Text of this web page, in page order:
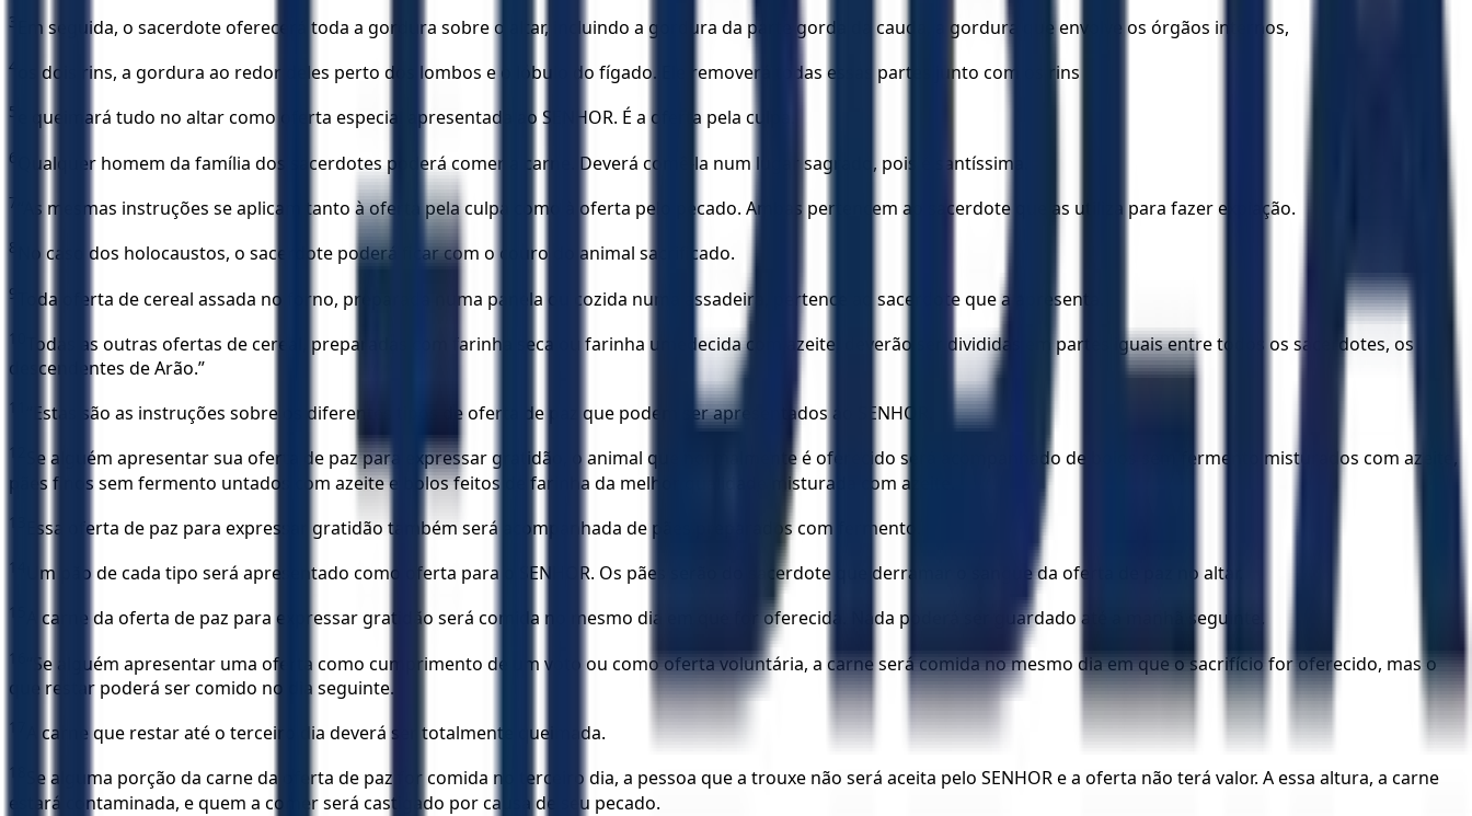
3 Em seguida, o sacerdote oferecerá toda a gordura sobre o altar, incluindo a gordura da parte gorda da cauda, a gordura que envolve os órgãos internos,
4 os dois rins, a gordura ao redor deles perto dos lombos e o lóbulo do fígado. Ele removerá todas essas partes junto com os rins
5 e queimará tudo no altar como oferta especial apresentada ao SENHOR. É a oferta pela culpa.
6 Qualquer homem da família dos sacerdotes poderá comer a carne. Deverá comê-la num lugar sagrado, pois é santíssima.
7 “As mesmas instruções se aplicam tanto à oferta pela culpa como à oferta pelo pecado. Ambas pertencem ao sacerdote que as utiliza para fazer expiação.
8 No caso dos holocaustos, o sacerdote poderá ficar com o couro do animal sacrificado.
9 Toda oferta de cereal assada no forno, preparada numa panela ou cozida numa assadeira, pertence ao sacerdote que a apresenta.
10
Todas as outras ofertas de cereal, preparadas com farinha seca ou farinha umedecida com azeite, deverão ser divididas em partes iguais entre todos os sacerdotes, os
descendentes de Arão.”
11 “Estas são as instruções sobre os diferentes tipos de oferta de paz que podem ser apresentados ao SENHOR.
12
Se alguém apresentar sua oferta de paz para expressar gratidão, o animal que normalmente é oferecido será acompanhado de bolos sem fermento misturados com azeite,
pães finos sem fermento untados com azeite e bolos feitos de farinha da melhor qualidade misturada com azeite.
13 Essa oferta de paz para expressar gratidão também será acompanhada de pães preparados com fermento.
14 Um pão de cada tipo será apresentado como oferta para o SENHOR. Os pães serão do sacerdote que derramar o sangue da oferta de paz no altar.
15 A carne da oferta de paz para expressar gratidão será comida no mesmo dia em que for oferecida. Nada poderá ser guardado até a manhã seguinte.
16
“Se alguém apresentar uma oferta como cumprimento de um voto ou como oferta voluntária, a carne será comida no mesmo dia em que o sacrifício for oferecido, mas o
que restar poderá ser comido no dia seguinte.
17 A carne que restar até o terceiro dia deverá ser totalmente queimada.
18
Se alguma porção da carne da oferta de paz for comida no terceiro dia, a pessoa que a trouxe não será aceita pelo SENHOR e a oferta não terá valor. A essa altura, a carne
estará contaminada, e quem a comer será castigado por causa de seu pecado.